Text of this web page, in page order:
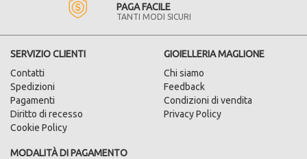
PAGA FACILE
TANTI MODI SICURI
SERVIZIO CLIENTI
Contatti
Spedizioni
Pagamenti
Diritto di recesso
Cookie Policy
GIOIELLERIA MAGLIONE
Chi siamo
Feedback
Condizioni di vendita
Privacy Policy
MODALITÀ DI PAGAMENTO